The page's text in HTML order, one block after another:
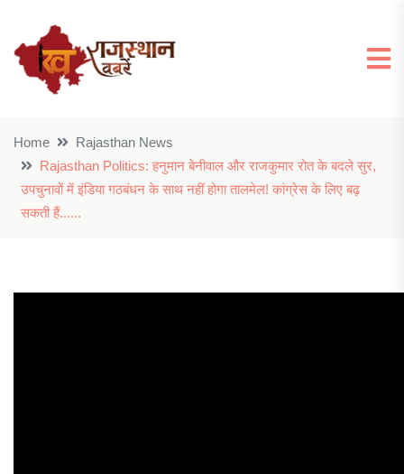
Home
Rajasthan News
Rajasthan Politics: हनुमान बेनीवाल और राजकुमार रोत के बदले सुर,
उपचुनावों में इंडिया गठबंधन के साथ नहीं होगा तालमेल! कांग्रेस के लिए बढ़
सकती हैं......